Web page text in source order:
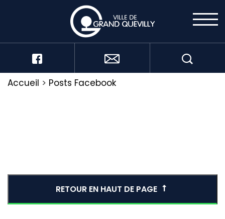
Accueil > Posts Facebook
RETOUR EN HAUT DE PAGE